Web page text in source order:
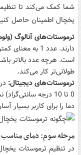
شما کمک می‌کند تا
یخچال اطمینان حاصل
ترموستات‌های آنالوگ
دارند. عدد 1
طولانی‌تر کار می‌کند.
ترموستات‌های دیجیتال:
0 تا 10 درجه
دما را برای کاربر بسیار
مرحله سوم: دمای مناسب
در تنظیم ترموستات